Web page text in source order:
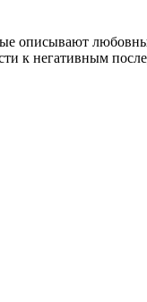
описывают
к негативным